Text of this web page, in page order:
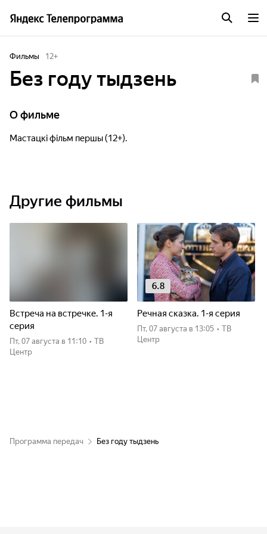
Фильмы 12+
Без году тыдзень
О фильме
Мастацкі фільм першы (12+).
Другие фильмы
Встреча на встречке. 1-я
серия
пт, 07 августа в 11:10 • ТВ
Центр
6.8
Речная сказка. 1-я серия
пт, 07 августа в 13:05 • ТВ
Центр
Программа передач Без году тыдзень